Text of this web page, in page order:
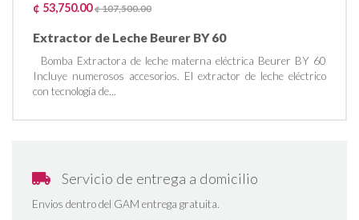
¢ 53,750.00¢ 107,500.00
Extractor de Leche Beurer BY 60
Bomba Extractora de leche materna eléctrica Beurer BY 60
Incluye numerosos accesorios. El extractor de leche eléctrico
con tecnología de...
Servicio de entrega a domicilio
Envios dentro del GAM entrega gratuita.